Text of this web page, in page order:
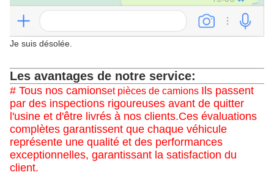
Je suis désolée.
Les avantages de notre service:
# Tous nos camionset pièces de camions Ils passent
par des inspections rigoureuses avant de quitter
l'usine et d'être livrés à nos clients.Ces évaluations
complètes garantissent que chaque véhicule
représente une qualité et des performances
exceptionnelles, garantissant la satisfaction du
client.